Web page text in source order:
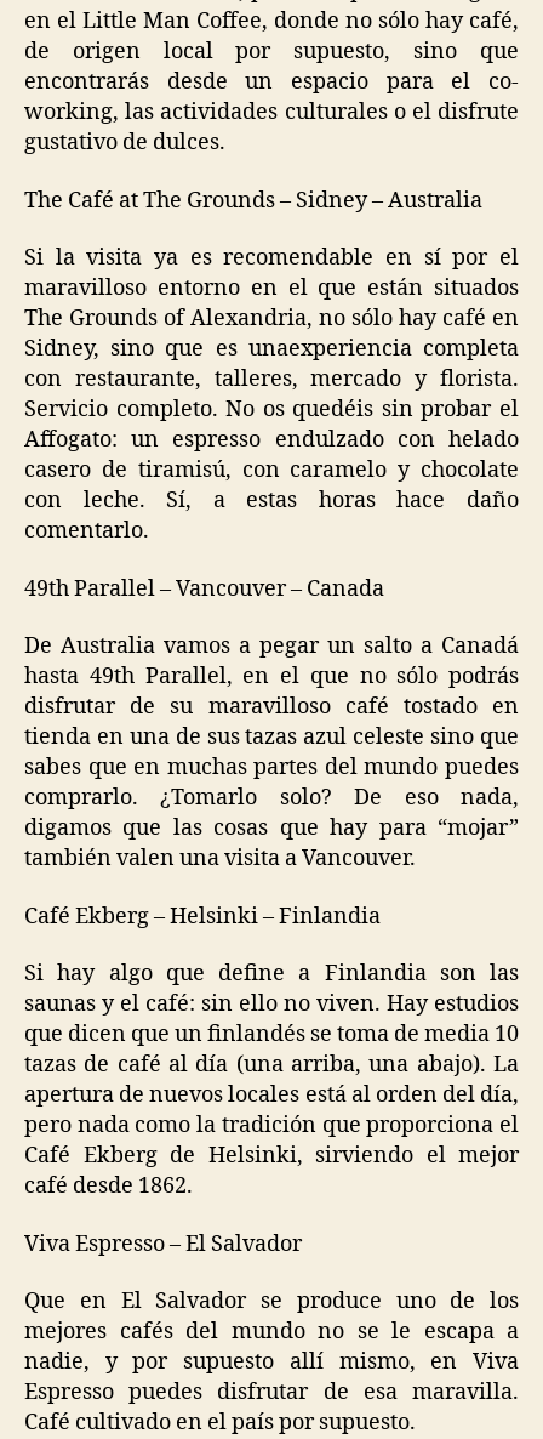
en el Little Man Coffee, donde no sólo hay café,
de origen local por supuesto, sino que
encontrarás desde un espacio para el co-
working, las actividades culturales o el disfrute
gustativo de dulces.
The Café at The Grounds – Sidney – Australia
Si la visita ya es recomendable en sí por el
maravilloso entorno en el que están situados
The Grounds of Alexandria, no sólo hay café en
Sidney, sino que es unaexperiencia completa
con restaurante, talleres, mercado y florista.
Servicio completo. No os quedéis sin probar el
Affogato: un espresso endulzado con helado
casero de tiramisú, con caramelo y chocolate
con leche. Sí, a estas horas hace daño
comentarlo.
49th Parallel – Vancouver – Canada
De Australia vamos a pegar un salto a Canadá
hasta 49th Parallel, en el que no sólo podrás
disfrutar de su maravilloso café tostado en
tienda en una de sus tazas azul celeste sino que
sabes que en muchas partes del mundo puedes
comprarlo. ¿Tomarlo solo? De eso nada,
digamos que las cosas que hay para “mojar”
también valen una visita a Vancouver.
Café Ekberg – Helsinki – Finlandia
Si hay algo que define a Finlandia son las
saunas y el café: sin ello no viven. Hay estudios
que dicen que un finlandés se toma de media 10
tazas de café al día (una arriba, una abajo). La
apertura de nuevos locales está al orden del día,
pero nada como la tradición que proporciona el
Café Ekberg de Helsinki, sirviendo el mejor
café desde 1862.
Viva Espresso – El Salvador
Que en El Salvador se produce uno de los
mejores cafés del mundo no se le escapa a
nadie, y por supuesto allí mismo, en Viva
Espresso puedes disfrutar de esa maravilla.
Café cultivado en el país por supuesto.